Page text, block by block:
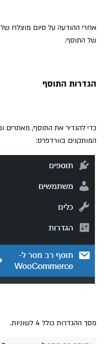
אחרי ההודעה על סיום מוצלח
של התוסף.
הגדרות התוסף
כדי להגדיר את התוסף, מאתרים
המותקנים בוורדפרס:
מסך ההגדרות כולל 4 לשוניות.